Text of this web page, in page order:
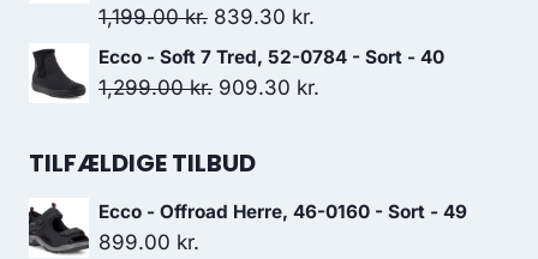
var:
900.00 kr..
er:
630.00 kr..
1,199.00kr. Den
oprindelige
pris
839.30 kr.
aktuelle
pris
Ecco - Soft 7 Tred, 52-0784 - Sort - 40
1,299.00kr. Den
pris
1,299.00 kr..
909.30 kr.
909.30 kr..
TILFÆLDIGE TILBUD
Ecco - Offroad Herre, 46-0160 - Sort - 49
899.00 kr.